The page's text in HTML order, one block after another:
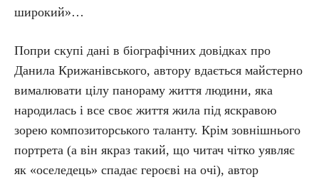
широкий»…
Попри скупі дані в біографічних довідках про
Данила Крижанівського, автору вдається майстерно
вималювати цілу панораму життя людини, яка
народилась і все своє життя жила під яскравою
зорею композиторського таланту. Крім зовнішнього
портрета (а він якраз такий, що читач чітко уявляє
як «оселедець» спадає героєві на очі), автор